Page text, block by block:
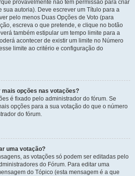
provavelmente não tem permissão para criar
sua autoria). Deve escrever um Título para a
pelo menos Duas Opções de Voto (para
escreva o que pretende, e clique no botão
também estipular um tempo limite para a
acontecer de existir um limite no Número
limite ao critério e configuração do
mais opções nas votações?
é fixado pelo administrador do fórum. Se
opções para a sua votação do que o número
do fórum.
uma votação?
as votações só podem ser editadas pelo
do Fórum. Para editar uma
do Tópico (esta mensagem é a que